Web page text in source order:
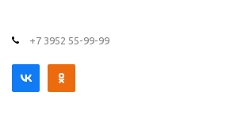
+7 3952 55-99-99